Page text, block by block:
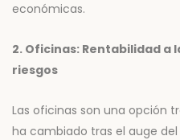
económicas.
2. Oficinas: Rentabilidad a
riesgos
Las oficinas son una opción
ha cambiado tras el auge